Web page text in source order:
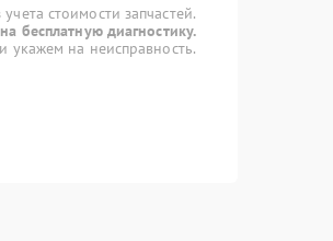
стоимости запчастей.
бесплатную диагностику.
укажем на неисправность.